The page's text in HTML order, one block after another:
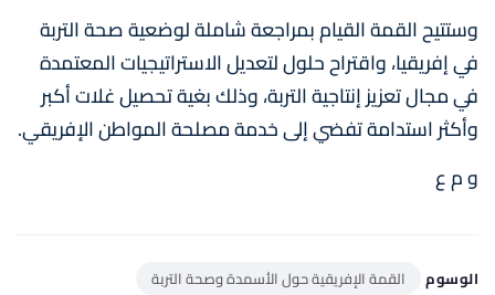
وستتيح القمة القيام بمراجعة شاملة لوضعية صحة التربة
في إفريقيا، واقتراح حلول لتعديل الاستراتيجيات المعتمدة
في مجال تعزيز إنتاجية التربة، وذلك بغية تحصيل غلات أكبر
وأكثر استدامة تفضي إلى خدمة مصلحة المواطن الإفريقي.
و م ع
الوسوم
القمة الإفريقية حول الأسمدة وصحة التربة